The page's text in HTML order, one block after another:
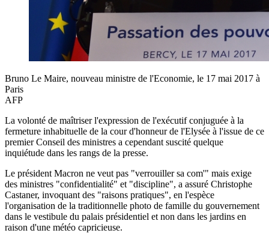
Bruno Le Maire, nouveau ministre de l'Economie, le 17 mai 2017 à
Paris
AFP
La volonté de maîtriser l'expression de l'exécutif conjuguée à la
fermeture inhabituelle de la cour d'honneur de l'Elysée à l'issue de ce
premier Conseil des ministres a cependant suscité quelque
inquiétude dans les rangs de la presse.
Le président Macron ne veut pas "verrouiller sa com'" mais exige
des ministres "confidentialité" et "discipline", a assuré Christophe
Castaner, invoquant des "raisons pratiques", en l'espèce
l'organisation de la traditionnelle photo de famille du gouvernement
dans le vestibule du palais présidentiel et non dans les jardins en
raison d'une météo capricieuse.